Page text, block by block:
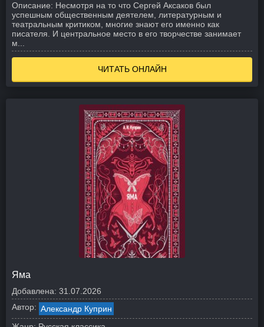
Описание: Несмотря на то что Сергей Аксаков был
успешным общественным деятелем, литературным и
театральным критиком, многие знают его именно как
писателя. И центральное место в его творчестве занимает
м...
ЧИТАТЬ ОНЛАЙН
Яма
Добавлена: 31.07.2026
Автор: Александр Куприн